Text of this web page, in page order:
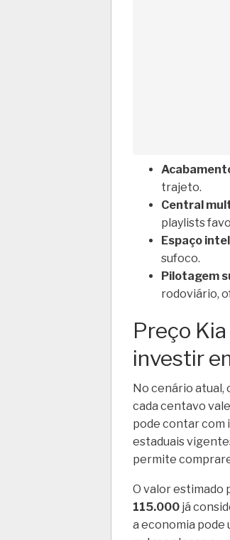
trajeto.
Central
playlists
Espaço
sufoco.
Pilotagem
rodoviário,
Preço
investir
No cenário atual,
cada centavo
pode contar com
estaduais
permite
O valor estimado
115.000 já
a economia pode